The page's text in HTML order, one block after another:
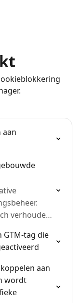
aan
verhouden
GTM-tag die
aan
wordt